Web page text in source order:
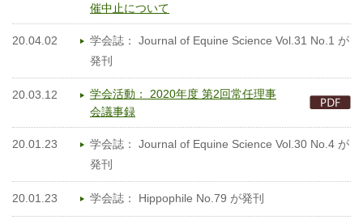
催中止について
20.04.02
学会誌： Journal of Equine Science Vol.31 No.1 が
発刊
20.03.12
学会活動： 2020年度 第2回常任理事
会議事録
20.01.23
学会誌： Journal of Equine Science Vol.30 No.4 が
発刊
20.01.23 学会誌： Hippophile No.79 が発刊